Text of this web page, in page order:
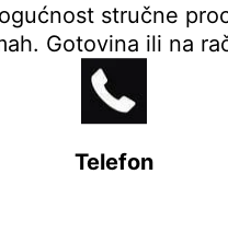
stručne
Gotovina ili na
Telefon